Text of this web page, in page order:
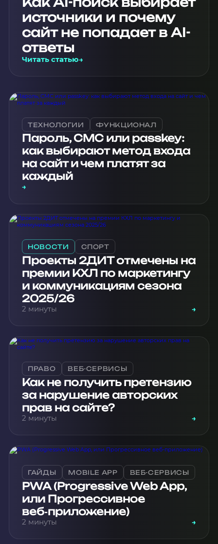
источники и почему
сайт не попадает в AI-
ответы
Читать статью→
ТЕХНОЛОГИИ ФУНКЦИОНАЛ
Пароль, СМС или passkey:
как выбирают метод входа
на сайт и чем платят за
каждый
→
НОВОСТИ СПОРТ
Проекты 2ДИТ отмечены на
премии КХЛ по маркетингу
и коммуникациям сезона
2025/26
2 минуты →
ПРАВО ВЕБ-СЕРВИСЫ
Как не получить претензию
за нарушение авторских
прав на сайте?
2 минуты →
ГАЙДЫ MOBILE APP ВЕБ-СЕРВИСЫ
PWA (Progressive Web App,
или Прогрессивное
веб‑приложение)
2 минуты →